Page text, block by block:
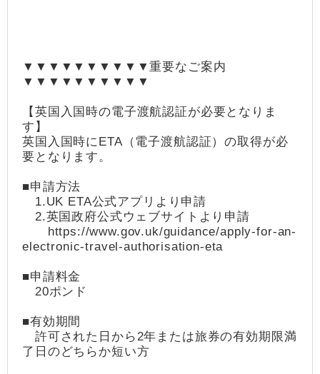
▼▼▼▼▼▼▼▼▼▼重要なご案内
▼▼▼▼▼▼▼▼▼▼
【英国入国時の電子渡航認証が必要となりま
す】
英国入国時にETA（電子渡航認証）の取得が必
要となります。
■申請方法
1.UK ETA公式アプリより申請
2.英国政府公式ウェブサイトより申請
https://www.gov.uk/guidance/apply-for-an-
electronic-travel-authorisation-eta
■申請料金
20ポンド
■有効期間
許可された日から2年または旅券の有効期限満
了日のどちらか短い方